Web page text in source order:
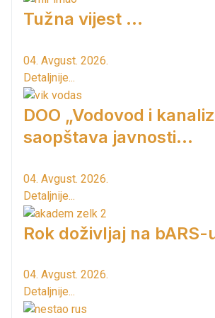
Tužna vijest ...
04. Avgust. 2026.
Detaljnije...
DOO „Vodovod i
saopštava javnosti...
04. Avgust. 2026.
Detaljnije...
Rok doživljaj na bARS-
04. Avgust. 2026.
Detaljnije...